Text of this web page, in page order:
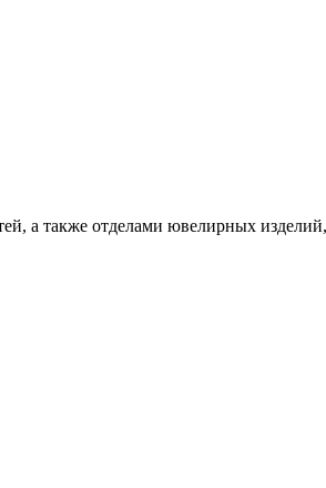
а также отделами ювелирных